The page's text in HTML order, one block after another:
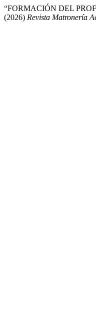
“FORMACIÓN DEL
(2026) Revista Matronería